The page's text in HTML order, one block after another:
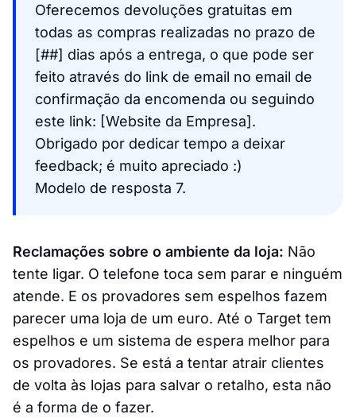
Oferecemos devoluções gratuitas em
todas as compras realizadas no prazo de
[##] dias após a entrega, o que pode ser
feito através do link de email no email de
confirmação da encomenda ou seguindo
este link: [Website da Empresa].
Obrigado por dedicar tempo a deixar
feedback; é muito apreciado :)
Modelo de resposta 7.
Reclamações sobre o ambiente da loja: Não
tente ligar. O telefone toca sem parar e ninguém
atende. E os provadores sem espelhos fazem
parecer uma loja de um euro. Até o Target tem
espelhos e um sistema de espera melhor para
os provadores. Se está a tentar atrair clientes
de volta às lojas para salvar o retalho, esta não
é a forma de o fazer.